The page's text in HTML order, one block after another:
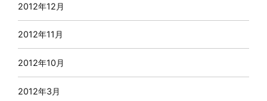
2012年12月
2012年11月
2012年10月
2012年3月